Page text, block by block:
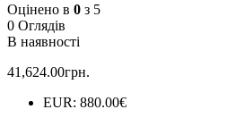
Оцінено в 0 з 5
0 Оглядів
В наявності
41,624.00грн.
EUR: 880.00€